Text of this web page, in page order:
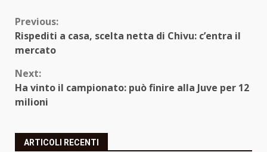
Continue
Reading
Previous:
Rispediti a casa, scelta netta di Chivu: c’entra il
mercato
Next:
Ha vinto il campionato: può finire alla Juve per 12
milioni
ARTICOLI RECENTI